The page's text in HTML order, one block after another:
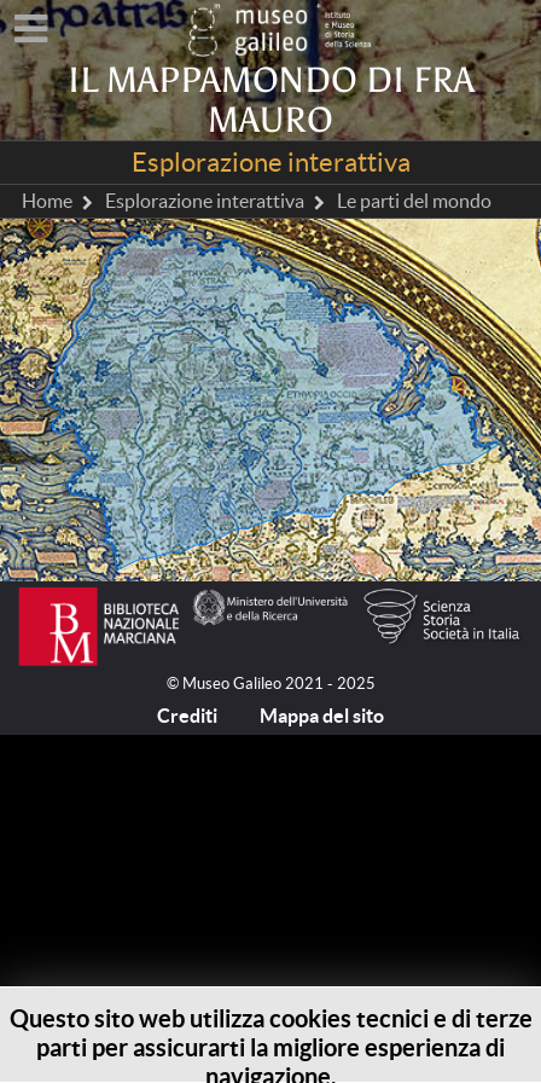
IL MAPPAMONDO DI FRA
MAURO
Esplorazione interattiva
Home Esplorazione interattiva Le parti del mondo
© Museo Galileo 2021 - 2025
Crediti Mappa del sito
Questo sito web utilizza cookies tecnici e di terze
parti per assicurarti la migliore esperienza di
navigazione.